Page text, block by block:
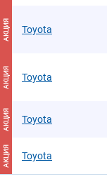
АКЦИЯ Toyota
АКЦИЯ Toyota
АКЦИЯ Toyota
АКЦИЯ Toyota